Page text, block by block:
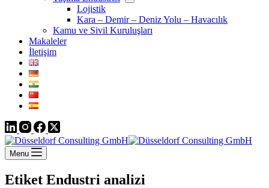
Lojistik
Kara – Demir – Deniz Yolu – Havacılık
Kamu ve Sivil Kuruluşları
Makaleler
İletişim
Menu
Etiket Endustri analizi